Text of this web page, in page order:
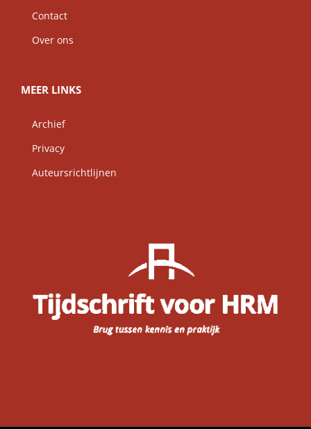
Contact
Over ons
MEER LINKS
Archief
Privacy
Auteursrichtlijnen